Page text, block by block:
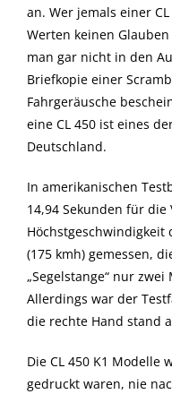
an. Wer jemals einer
Werten keinen
man gar nicht in den
Briefkopie einer
Fahrgeräusche
eine CL 450 ist eines
Deutschland.
In amerikanischen
14,94 Sekunden für
Höchstgeschwindigkeit
(175 kmh) gemessen,
„Segelstange“ nur
Allerdings war der
die rechte Hand stand
Die CL 450 K1 Modelle
gedruckt waren, nie